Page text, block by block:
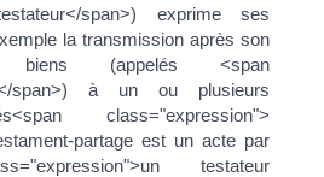
span>) exprime ses
la transmission après son
(appelés <span
span>) à un ou plusieurs
class="expression">
partage est un acte par
testateur